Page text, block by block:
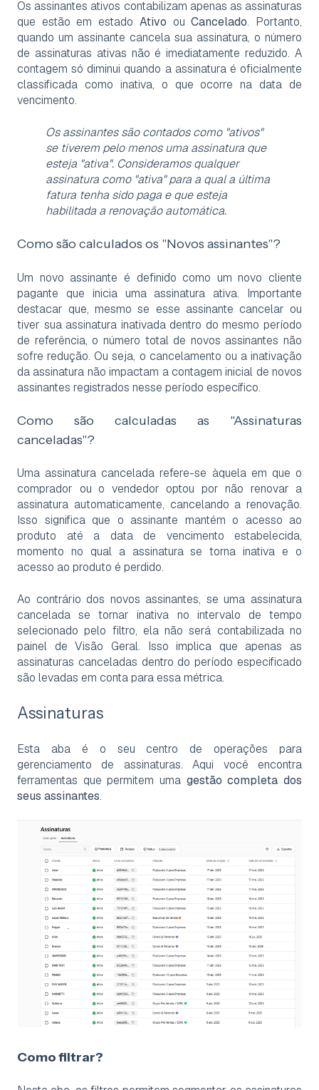
Os assinantes ativos contabilizam apenas as assinaturas
que estão em estado Ativo ouCancelado. Portanto,
quando um assinante cancela sua assinatura, o número
de assinaturas ativas não é imediatamente reduzido. A
contagem só diminui quando a assinatura é oficialmente
classificada como inativa, o que ocorre na data de
vencimento.
Os assinantes são contados como "ativos"
se tiverem pelo menos uma assinatura que
esteja "ativa". Consideramos qualquer
assinatura como "ativa" para a qual a última
fatura tenha sido paga e que esteja
habilitada a renovação automática.
Como são calculados os "Novos assinantes"?
Um novo assinante é definido como um novo cliente
pagante que inicia uma assinatura ativa. Importante
destacar que, mesmo se esse assinante cancelar ou
tiver sua assinatura inativada dentro do mesmo período
de referência, o número total de novos assinantes não
sofre redução. Ou seja, o cancelamento ou a inativação
da assinatura não impactam a contagem inicial de novos
assinantes registrados nesse período específico.
Como são calculadas as "Assinaturas
canceladas"?
Uma assinatura cancelada refere-se àquela em que o
comprador ou o vendedor optou por não renovar a
assinatura automaticamente, cancelando a renovação.
Isso significa que o assinante mantém o acesso ao
produto até a data de vencimento estabelecida,
momento no qual a assinatura se torna inativa e o
acesso ao produto é perdido.
Ao contrário dos novos assinantes, se uma assinatura
cancelada se tornar inativa no intervalo de tempo
selecionado pelo filtro, ela não será contabilizada no
painel de Visão Geral. Isso implica que apenas as
assinaturas canceladas dentro do período especificado
são levadas em conta para essa métrica.
Assinaturas
Esta aba é o seu centro de operações para
gerenciamento de assinaturas. Aqui você encontra
ferramentas que permitem uma gestão completa dos
seus assinantes.
Como filtrar?